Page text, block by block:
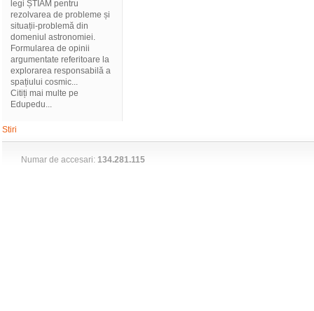
legi ȘTIAM pentru
rezolvarea de probleme și
situații-problemă din
domeniul astronomiei.
Formularea de opinii
argumentate referitoare la
explorarea responsabilă a
spațiului cosmic...
Citiți mai multe pe
Edupedu...
Stiri
Numar de accesari: 134.281.115